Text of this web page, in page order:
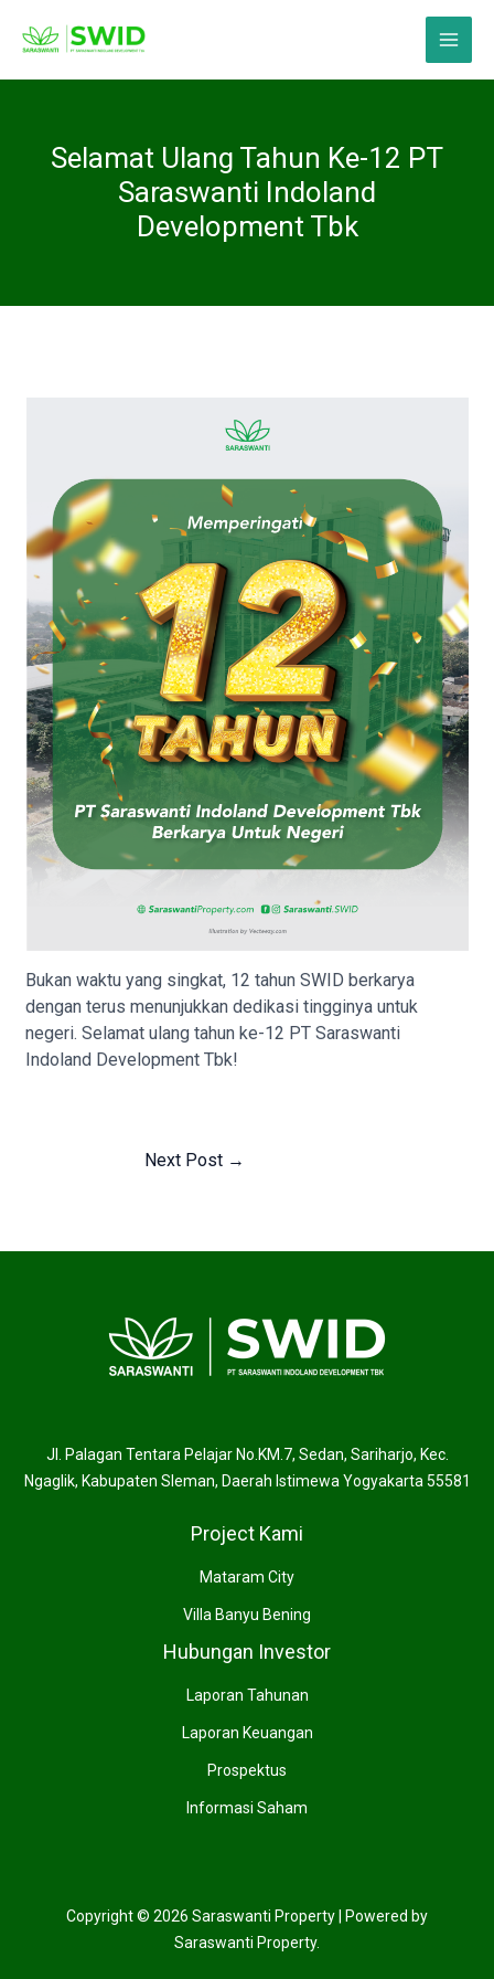
Main
Menu
Selamat Ulang Tahun Ke-12 PT
Saraswanti Indoland
Development Tbk
Bukan waktu yang singkat, 12 tahun SWID berkarya
dengan terus menunjukkan dedikasi tingginya untuk
negeri. Selamat ulang tahun ke-12 PT Saraswanti
Indoland Development Tbk!
Next Post →
Jl. Palagan Tentara Pelajar No.KM.7, Sedan, Sariharjo, Kec.
Ngaglik, Kabupaten Sleman, Daerah Istimewa Yogyakarta 55581
Project Kami
Mataram City
Villa Banyu Bening
Hubungan Investor
Laporan Tahunan
Laporan Keuangan
Prospektus
Informasi Saham
Copyright © 2026 Saraswanti Property | Powered by
Saraswanti Property.